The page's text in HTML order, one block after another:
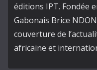
éditions IPT. Fondée
Gabonais Brice
couverture de
africaine et